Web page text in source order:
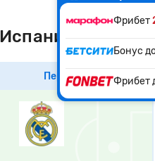
Фрибет
Бонус
Фрибет
Перейти к матчу